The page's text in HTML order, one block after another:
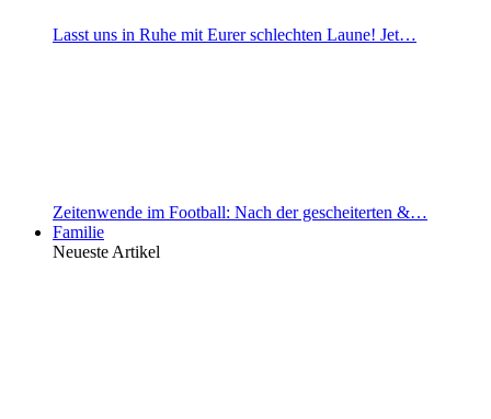
Lasst uns in Ruhe mit Eurer schlechten Laune! Jet…
Zeitenwende im Football: Nach der gescheiterten &…
Familie
Neueste Artikel